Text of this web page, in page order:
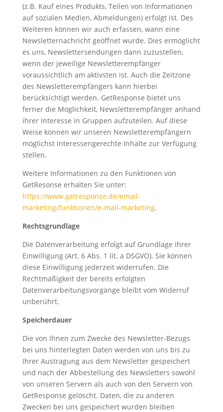
(z.B. Kauf eines Produkts, Teilen von Informationen
auf sozialen Medien, Abmeldungen) erfolgt ist. Des
Weiteren können wir auch erfassen, wann eine
Newsletternachricht geöffnet wurde. Dies ermöglicht
es uns, Newslettersendungen dann zuzustellen,
wenn der jeweilige Newsletterempfänger
voraussichtlich am aktivsten ist. Auch die Zeitzone
des Newsletterempfängers kann hierbei
berücksichtigt werden. GetResponse bietet uns
ferner die Möglichkeit, Newsletterempfänger anhand
ihrer Interesse in Gruppen aufzuteilen. Auf diese
Weise können wir unseren Newsletterempfängern
möglichst interessengerechte Inhalte zur Verfügung
stellen.
Weitere Informationen zu den Funktionen von
GetResonse erhalten Sie unter:
https://www.getresponse.de/email-
marketing/funktionen/e-mail-marketing.
Rechtsgrundlage
Die Datenverarbeitung erfolgt auf Grundlage Ihrer
Einwilligung (Art. 6 Abs. 1 lit. a DSGVO). Sie können
diese Einwilligung jederzeit widerrufen. Die
Rechtmäßigkeit der bereits erfolgten
Datenverarbeitungsvorgänge bleibt vom Widerruf
unberührt.
Speicherdauer
Die von Ihnen zum Zwecke des Newsletter-Bezugs
bei uns hinterlegten Daten werden von uns bis zu
Ihrer Austragung aus dem Newsletter gespeichert
und nach der Abbestellung des Newsletters sowohl
von unseren Servern als auch von den Servern von
GetResponse gelöscht. Daten, die zu anderen
Zwecken bei uns gespeichert wurden bleiben